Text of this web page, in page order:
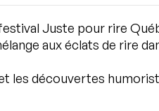
Juste pour rire
aux éclats de rire
les découvertes